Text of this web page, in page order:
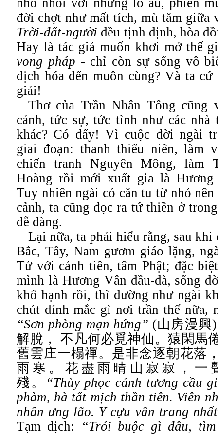
nhỏ nhoi với những lo âu, phiền
đời chợt như mất tích, mù tăm giữa
Trời-đất-người đều tịnh định, hòa
Hay là tác giả muốn khơi mở thế
vong pháp - chỉ còn sự sống vô
dịch hóa đến muôn cùng? Và ta
giải!
Thơ của Trần Nhân Tông cũng
cảnh, tức sự, tức tình như các nhà
khác? Có đấy! Vì cuộc đời ngài
giai đoạn: thanh thiếu niên, làm
chiến tranh Nguyên Mông, làm
Hoàng rồi mới xuất gia là Hương
Tuy nhiên ngài có căn tu từ nhỏ
cảnh, ta cũng đọc ra tứ thiền ở
dễ dàng.
Lại nữa, ta phải hiểu rằng, sau khi
Bắc, Tây, Nam gươm giáo lặng,
Tử với cảnh tiên, tâm Phật; đặc
mình là Hương Vân đầu-đà, sống
khổ hạnh rồi, thì dường như ngài
chút dính mắc gì nơi trần thế nữa,
“Sơn phòng mạn hứng” (山房漫興
解脫，
不凡何必覓神仙。猿閑馬
舊雲庄一榻禪。是非念逐朝花落
雨寒。花盡雨晴山寂寂，一
殘。
“Thùy phọc cánh tương cầu
phàm, hà tất mịch thần tiên. Viên
nhân ưng lão. Y cựu vân trang
Tạm dịch:
“Trói buộc gì đâu,